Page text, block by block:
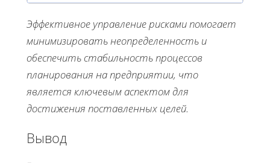
Эффективное управление рисками помогает
минимизировать неопределенность и
обеспечить стабильность процессов
планирования на предприятии, что
является ключевым аспектом для
достижения поставленных целей.
Вывод